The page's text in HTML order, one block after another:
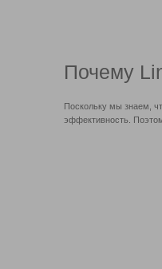
Почему
Поскольку мы знаем,
эффективность.